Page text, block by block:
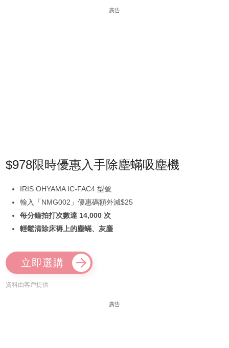
廣告
$978限時優惠入手除塵蟎吸塵機
IRIS OHYAMA IC-FAC4 型號
輸入「NMG002」優惠碼額外減$25
每分鐘拍打次數達 14,000 次
輕鬆清除床褥上的塵蟎、灰塵
立即選購
資料由客戶提供
廣告